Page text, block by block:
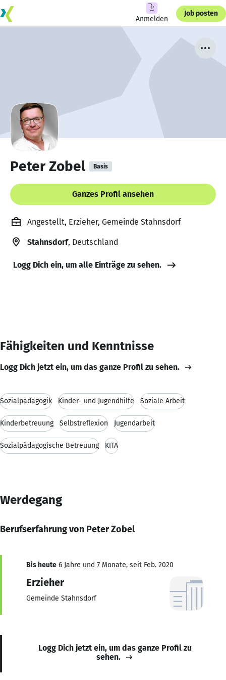
Anmelden
Job posten
Peter Zobel Basis
Ganzes Profil ansehen
Angestellt, Erzieher, Gemeinde Stahnsdorf
Stahnsdorf, Deutschland
Logg Dich ein, um alle Einträge zu sehen.
Fähigkeiten und Kenntnisse
Logg Dich jetzt ein, um das ganze Profil zu sehen.
Sozialpädagogik Kinder- und Jugendhilfe Soziale Arbeit
Kinderbetreuung Selbstreflexion Jugendarbeit
Sozialpädagogische Betreuung KITA
Werdegang
Berufserfahrung von Peter Zobel
Bis heute 6 Jahre und 7 Monate, seit Feb. 2020
Erzieher
Gemeinde Stahnsdorf
Logg Dich jetzt ein, um das ganze Profil zu
sehen.